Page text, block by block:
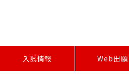
入試情報 Web出願